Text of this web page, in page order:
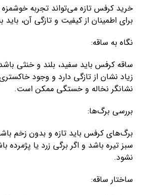
خرید کرفس تازه می‌تواند تجربه خوشمزه
برای اطمینان از کیفیت و تازگی آن، باید
نگاه به ساقه:
ساقه کرفس باید سفید، بلند و خنثی
زیاد نشان از تازگی دارد و وجود
نشانگر نخاله و خستگی ممکن است.
بررسی برگ‌ها:
برگ‌های کرفس باید تازه و بدون زخم
سبز تیره باشد و اگر برگی زرد یا پژمرده
نشود.
ساختار ساقه: